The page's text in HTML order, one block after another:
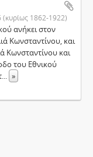
(κυρίως 1862-1922)
ανήκει στον
Κωνσταντίνου, και
Κωνσταντίνου και
του Εθνικού
... »